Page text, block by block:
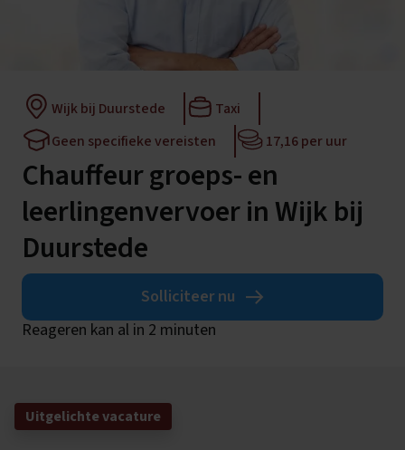
Wijk bij Duurstede
Taxi
Geen specifieke vereisten
17,16 per uur
Chauffeur groeps- en
leerlingenvervoer in Wijk bij
Duurstede
Solliciteer nu
Reageren kan al in 2 minuten
Uitgelichte vacature